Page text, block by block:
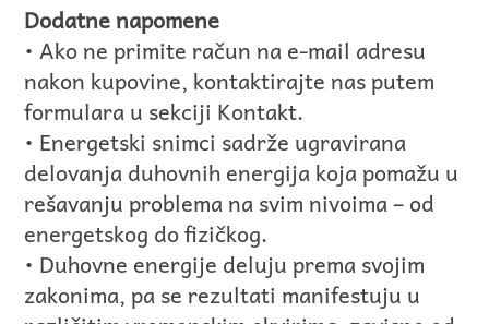
Dodatne napomene
• Ako ne primite račun na e-mail adresu
nakon kupovine, kontaktirajte nas putem
formulara u sekciji Kontakt.
• Energetski snimci sadrže ugravirana
delovanja duhovnih energija koja pomažu u
rešavanju problema na svim nivoima – od
energetskog do fizičkog.
• Duhovne energije deluju prema svojim
zakonima, pa se rezultati manifestuju u